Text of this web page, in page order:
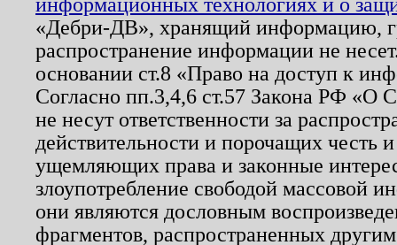
«Дебри-ДВ», хранящий информацию,
распространение информации не
основании ст.8 «Право на доступ к
Согласно пп.3,4,6 ст.57 Закона РФ «О
не несут ответственности за
действительности и порочащих честь
ущемляющих права и законные
злоупотребление свободой массовой
они являются дословным
фрагментов, распространенных